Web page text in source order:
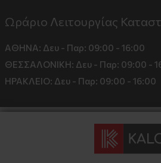
Ωράριο Λειτουργίας
ΑΘΗΝΑ: Δευ - Παρ: 09:00 - 16:00
ΘΕΣΣΑΛΟΝΙΚΗ: Δευ - Παρ: 09:00 -
ΗΡΑΚΛΕΙΟ: Δευ - Παρ: 09:00 - 16:00